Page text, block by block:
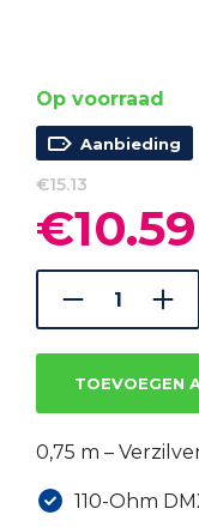
Op voorraad
Aanbieding
€15.13
prijs
was:
€15.13.
€10.59
TOEVOEGEN
0,75 m –
110-Ohm